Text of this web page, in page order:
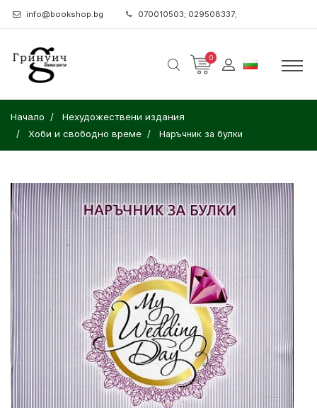
info@bookshop.bg 070010503; 029508337;
0
Начало
Нехудожествени издания
Хоби и свободно време
Наръчник за булки